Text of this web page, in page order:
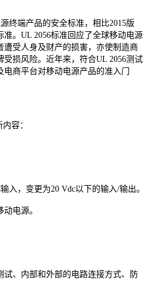
终端产品的安全标准，相比2015版
准。UL 2056标准回应了全球移动电源
遭受人身及财产的损害，亦使制造商
损风险。近年来，符合UL 2056测试
商平台对移动电源产品的准入门
容：
入，变更为20 Vdc以下的输入/输出。
电源。
试、内部和外部的电路连接方式、防